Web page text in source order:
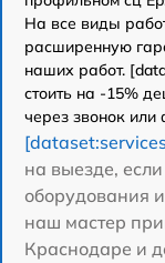
На все виды
расширенную
наших работ.
стоить на -15%
через звонок или
на выезде,
оборудования
наш мастер
Краснодаре и